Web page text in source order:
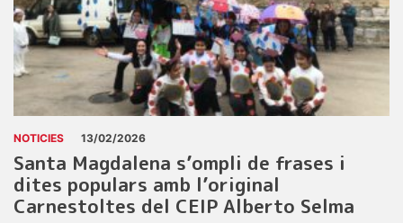
NOTICIES 13/02/2026
Santa Magdalena s’ompli de frases i
dites populars amb l’original
Carnestoltes del CEIP Alberto Selma